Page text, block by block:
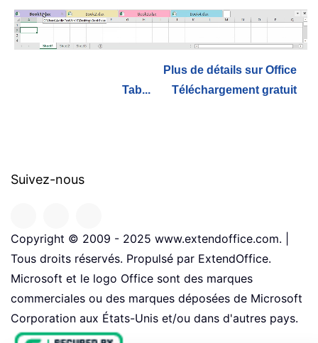
Plus de détails sur Office
Tab...
Téléchargement gratuit
Suivez-nous
Copyright © 2009 - 2025 www.extendoffice.com. |
Tous droits réservés. Propulsé par ExtendOffice.
Microsoft et le logo Office sont des marques
commerciales ou des marques déposées de Microsoft
Corporation aux États-Unis et/ou dans d'autres pays.